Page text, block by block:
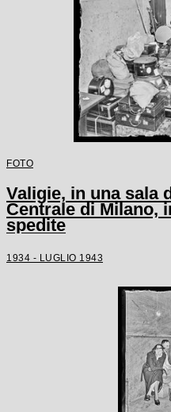
FOTO
Valigie, in una sala
Centrale di Milano,
spedite
1934 - LUGLIO 1943